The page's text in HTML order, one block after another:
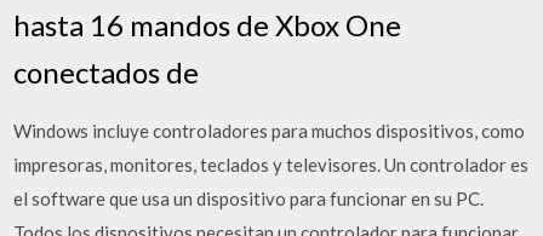
hasta 16 mandos de Xbox One
conectados de
Windows incluye controladores para muchos dispositivos, como
impresoras, monitores, teclados y televisores. Un controlador es
el software que usa un dispositivo para funcionar en su PC.